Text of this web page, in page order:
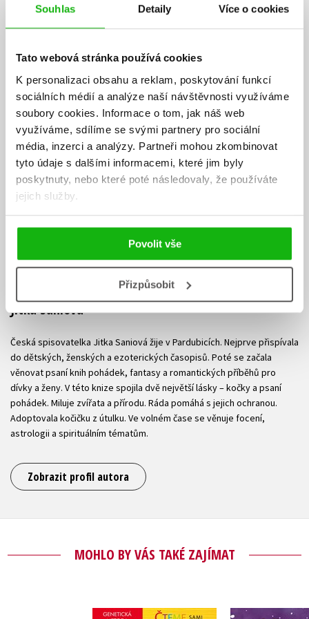
Souhlas Detaily Více o cookies
Tato webová stránka používá cookies
K personalizaci obsahu a reklam, poskytování funkcí
sociálních médií a analýze naší návštěvnosti využíváme
soubory cookies. Informace o tom, jak náš web
využíváme, sdílíme se svými partnery pro sociální
média, inzerci a analýzy. Partneři mohou zkombinovat
tyto údaje s dalšími informacemi, které jim byly
poskytnuty, nebo které poté následovaly, že používáte
jejich služby.
Povolit vše
Přizpůsobit
Jitka Saniová
Česká spisovatelka Jitka Saniová žije v Pardubicích. Nejprve přispívala
do dětských, ženských a ezoterických časopisů. Poté se začala
věnovat psaní knih pohádek, fantasy a romantických příběhů pro
dívky a ženy. V této knize spojila dvě největší lásky – kočky a psaní
pohádek. Miluje zvířata a přírodu. Ráda pomáhá s jejich ochranou.
Adoptovala kočičku z útulku. Ve volném čase se věnuje focení,
astrologii a spirituálním tématům.
Zobrazit profil autora
MOHLO BY VÁS TAKÉ ZAJÍMAT
Čteme sami -